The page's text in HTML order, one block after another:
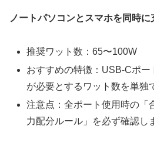
ノートパソコンとスマホを同時
推奨ワット数：65〜100W
おすすめの特徴：USB-Cポ
が必要とするワット数を単独
注意点：全ポート使用時の「
力配分ルール」を必ず確認し